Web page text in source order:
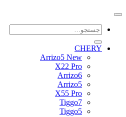
جستجو
CHERY
Arrizo5 New
X22 Pro
Arrizo6
Arrizo5
X55 Pro
Tiggo7
Tiggo5